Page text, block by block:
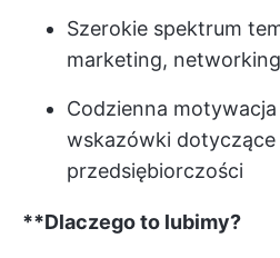
Szerokie spektrum
marketing,
Codzienna
wskazówki
przedsiębiorczości
**Dlaczego to lubimy?